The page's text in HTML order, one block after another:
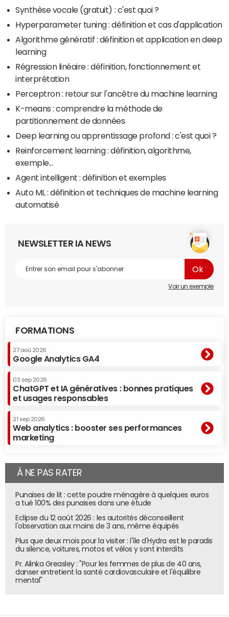
Synthèse vocale (gratuit) : c'est quoi ?
Hyperparameter tuning : définition et cas d'application
Algorithme génératif : définition et application en deep
learning
Régression linéaire : définition, fonctionnement et
interprétation
Perceptron : retour sur l'ancêtre du machine learning
K-means : comprendre la méthode de
partitionnement de données
Deep learning ou apprentissage profond : c'est quoi ?
Reinforcement learning : définition, algorithme,
exemple...
Agent intelligent : définition et exemples
Auto ML : définition et techniques de machine learning
automatisé
NEWSLETTER IA NEWS
Voir un exemple
FORMATIONS
27 aoû 2026
Google Analytics GA4
03 sep 2026
ChatGPT et IA génératives : bonnes pratiques
et usages responsables
21 sep 2026
Web analytics : booster ses performances
marketing
À NE PAS RATER
Punaises de lit : cette poudre ménagère à quelques euros
a tué 100% des punaises dans une étude
Eclipse du 12 août 2026 : les autorités déconseillent
l'observation aux moins de 3 ans, même équipés
Plus que deux mois pour la visiter : l'île d'Hydra est le paradis
du silence, voitures, motos et vélos y sont interdits
Pr. Alinka Greasley : "Pour les femmes de plus de 40 ans,
danser entretient la santé cardiovasculaire et l'équilibre
mental"